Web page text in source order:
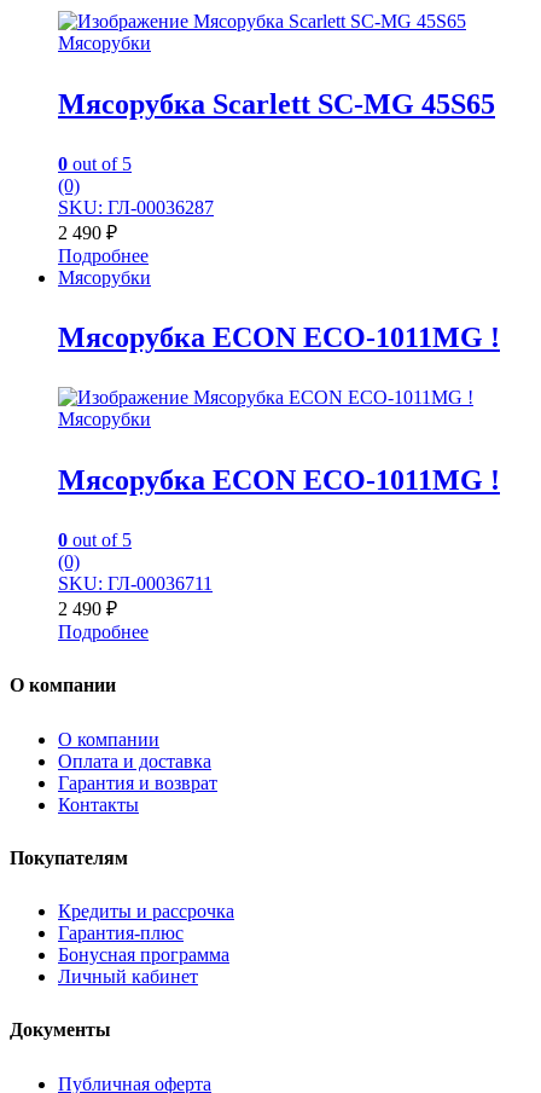
Мясорубки
Мясорубка Scarlett SC-MG 45S65
0 out of 5
(0)
SKU: ГЛ-00036287
2 490 ₽
Подробнее
Мясорубки
Мясорубка ECON ECO-1011MG !
Мясорубки
Мясорубка ECON ECO-1011MG !
0 out of 5
(0)
SKU: ГЛ-00036711
2 490 ₽
Подробнее
О компании
О компании
Оплата и доставка
Гарантия и возврат
Контакты
Покупателям
Кредиты и рассрочка
Гарантия-плюс
Бонусная программа
Личный кабинет
Документы
Публичная оферта